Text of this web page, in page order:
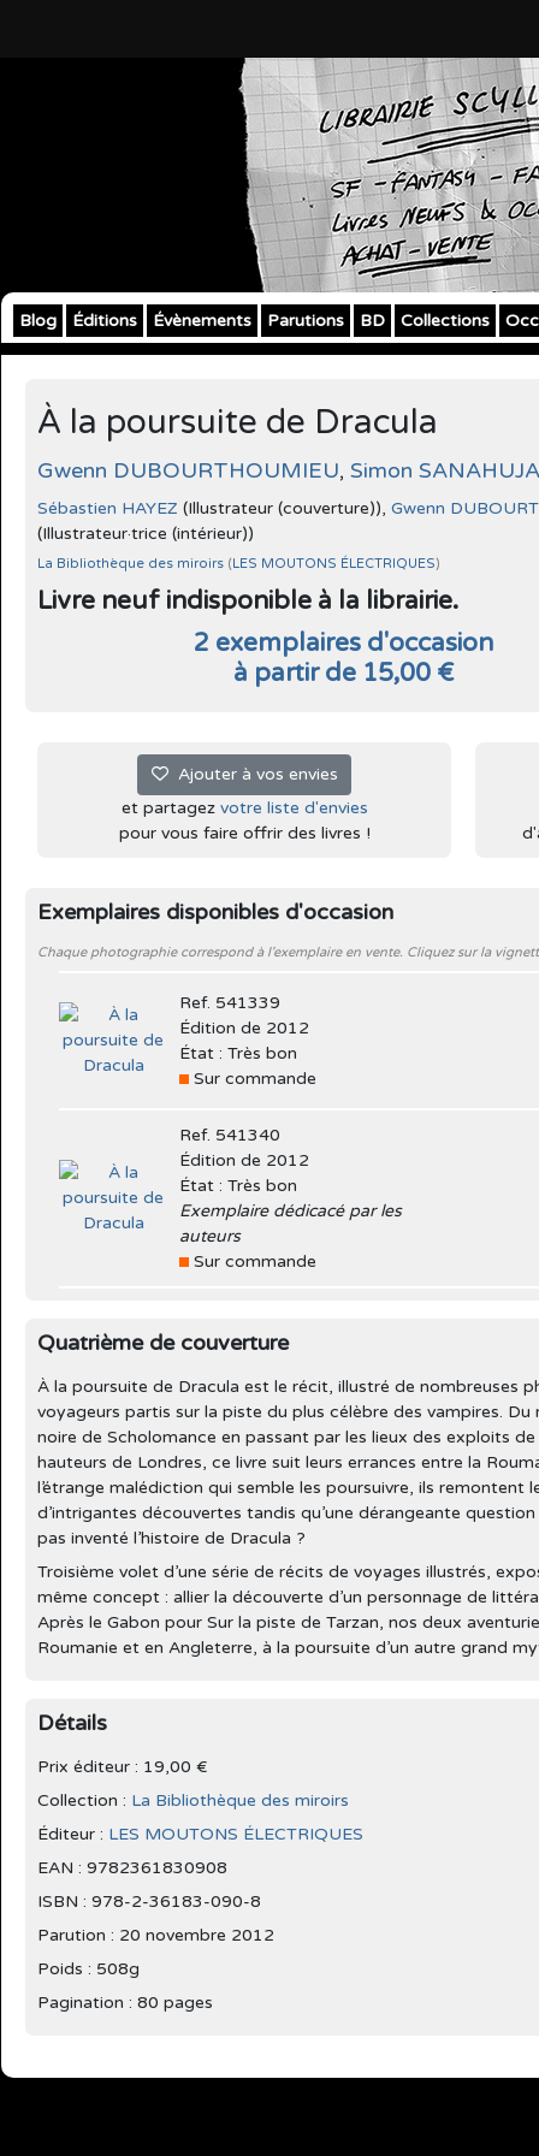
Blog Éditions Évènements Parutions BD Collections
À la poursuite de Dracula
Gwenn DUBOURTHOUMIEU, Simon
Sébastien HAYEZ (Illustrateur (couverture)), Gwenn
(Illustrateur·trice (intérieur))
La Bibliothèque des miroirs (LES MOUTONS ÉLECTRIQUES)
Livre neuf indisponible à la librairie.
2 exemplaires d'occasion
à partir de 15,00 €
Ajouter à vos envies
et partagez votre liste d'envies
pour vous faire offrir des livres !
Exemplaires disponibles d'occasion
Chaque photographie correspond à l'exemplaire en vente. Cliquez sur la
Ref. 541339
Édition de 2012
État : Très bon
Sur commande
Ref. 541340
Édition de 2012
État : Très bon
Exemplaire dédicacé par les
auteurs
Sur commande
Quatrième de couverture
À la poursuite de Dracula est le récit, illustré de nombreuses
voyageurs partis sur la piste du plus célèbre des vampires.
noire de Scholomance en passant par les lieux des exploits
hauteurs de Londres, ce livre suit leurs errances entre la
l’étrange malédiction qui semble les poursuivre, ils
d’intrigantes découvertes tandis qu’une dérangeante
pas inventé l’histoire de Dracula ?
Troisième volet d’une série de récits de voyages illustrés,
même concept : allier la découverte d’un personnage de
Après le Gabon pour Sur la piste de Tarzan, nos deux
Roumanie et en Angleterre, à la poursuite d’un autre grand
Détails
Prix éditeur : 19,00 €
Collection : La Bibliothèque des miroirs
Éditeur : LES MOUTONS ÉLECTRIQUES
EAN : 9782361830908
ISBN : 978-2-36183-090-8
Parution : 20 novembre 2012
Poids : 508g
Pagination : 80 pages